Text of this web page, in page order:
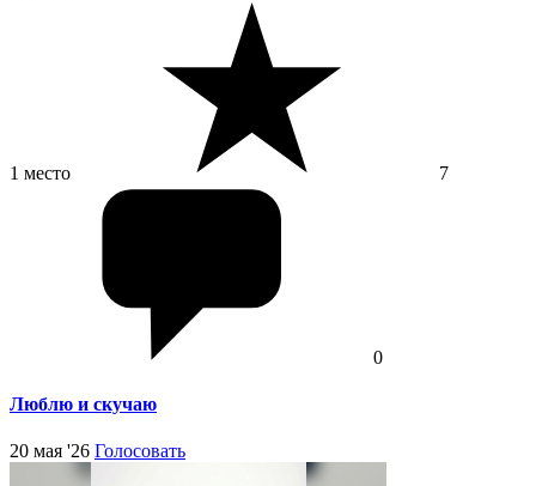
1 место 7
0
Люблю и скучаю
20 мая '26 Голосовать